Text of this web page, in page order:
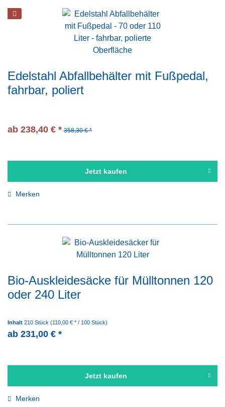
Edelstahl Abfallbehälter mit Fußpedal,
fahrbar, poliert
ab 238,40 € * 358,30 € *
Jetzt kaufen
Merken
Bio-Auskleidesäcke für Mülltonnen 120
oder 240 Liter
Inhalt 210 Stück (110,00 € * / 100 Stück)
ab 231,00 € *
Jetzt kaufen
Merken